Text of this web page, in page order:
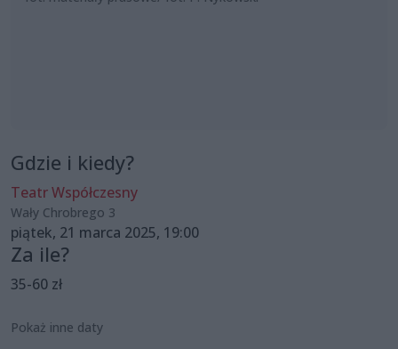
Gdzie i kiedy?
Teatr Współczesny
Wały Chrobrego 3
piątek, 21 marca 2025, 19:00
Za ile?
35-60 zł
Pokaż inne daty